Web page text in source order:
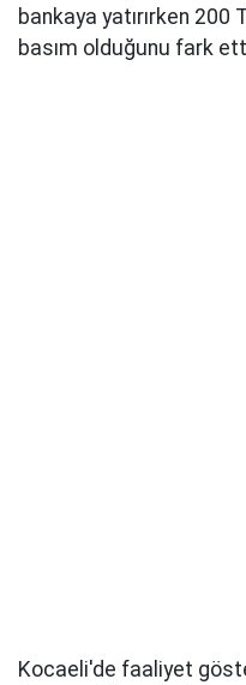
bankaya yatırırken 200
basım olduğunu fark
Kocaeli'de faaliyet